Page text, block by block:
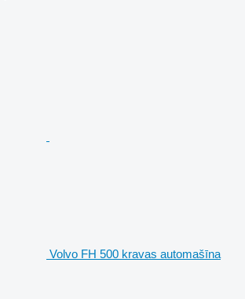
Volvo FH 500 kravas automašīna